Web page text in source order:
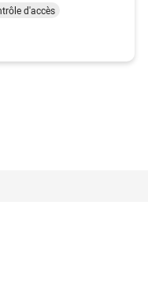
d'accès